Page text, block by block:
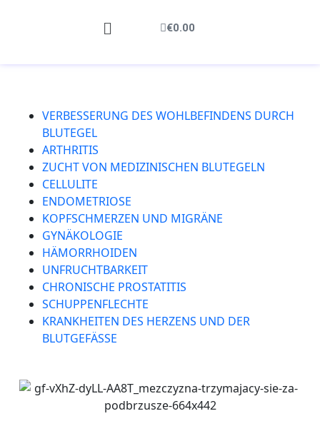
€0.00
VERBESSERUNG DES WOHLBEFINDENS DURCH
BLUTEGEL
ARTHRITIS
ZUCHT VON MEDIZINISCHEN BLUTEGELN
CELLULITE
ENDOMETRIOSE
KOPFSCHMERZEN UND MIGRÄNE
GYNÄKOLOGIE
HÄMORRHOIDEN
UNFRUCHTBARKEIT
CHRONISCHE PROSTATITIS
SCHUPPENFLECHTE
KRANKHEITEN DES HERZENS UND DER
BLUTGEFÄSSE